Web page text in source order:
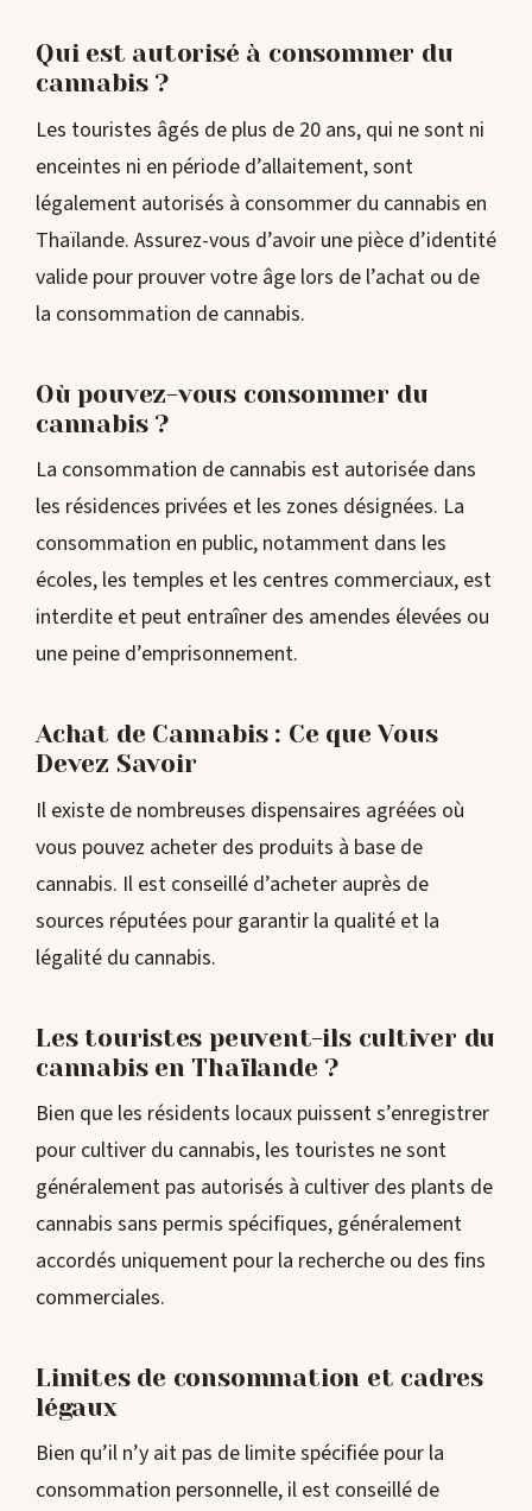
Qui est autorisé à consommer du
cannabis ?
Les touristes âgés de plus de 20 ans, qui ne sont ni
enceintes ni en période d’allaitement, sont
légalement autorisés à consommer du cannabis en
Thaïlande. Assurez-vous d’avoir une pièce d’identité
valide pour prouver votre âge lors de l’achat ou de
la consommation de cannabis.
Où pouvez-vous consommer du
cannabis ?
La consommation de cannabis est autorisée dans
les résidences privées et les zones désignées. La
consommation en public, notamment dans les
écoles, les temples et les centres commerciaux, est
interdite et peut entraîner des amendes élevées ou
une peine d’emprisonnement.
Achat de Cannabis : Ce que Vous
Devez Savoir
Il existe de nombreuses dispensaires agréées où
vous pouvez acheter des produits à base de
cannabis. Il est conseillé d’acheter auprès de
sources réputées pour garantir la qualité et la
légalité du cannabis.
Les touristes peuvent-ils cultiver du
cannabis en Thaïlande ?
Bien que les résidents locaux puissent s’enregistrer
pour cultiver du cannabis, les touristes ne sont
généralement pas autorisés à cultiver des plants de
cannabis sans permis spécifiques, généralement
accordés uniquement pour la recherche ou des fins
commerciales.
Limites de consommation et cadres
légaux
Bien qu’il n’y ait pas de limite spécifiée pour la
consommation personnelle, il est conseillé de